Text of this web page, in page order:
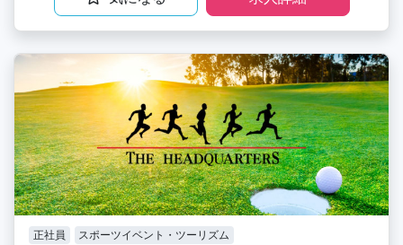
正社員 スポーツイベント・ツーリズム